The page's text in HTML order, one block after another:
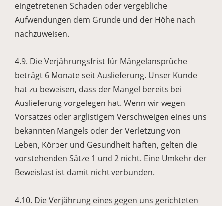
eingetretenen Schaden oder vergebliche
Aufwendungen dem Grunde und der Höhe nach
nachzuweisen.
4.9. Die Verjährungsfrist für Mängelansprüche
beträgt 6 Monate seit Auslieferung. Unser Kunde
hat zu beweisen, dass der Mangel bereits bei
Auslieferung vorgelegen hat. Wenn wir wegen
Vorsatzes oder arglistigem Verschweigen eines uns
bekannten Mangels oder der Verletzung von
Leben, Körper und Gesundheit haften, gelten die
vorstehenden Sätze 1 und 2 nicht. Eine Umkehr der
Beweislast ist damit nicht verbunden.
4.10. Die Verjährung eines gegen uns gerichteten